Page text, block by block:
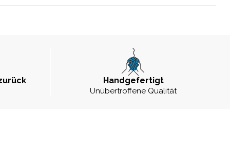
Handgefertigt
Unübertroffene Qualität